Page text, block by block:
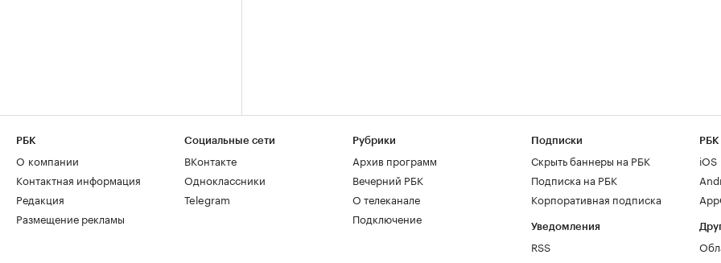
РБК
О компании
Контактная информация
Редакция
Размещение рекламы
Социальные сети
ВКонтакте
Одноклассники
Telegram
Рубрики
Архив программ
Вечерний РБК
О телеканале
Подключение
Подписки
Скрыть баннеры на РБК
Подписка на РБК
Корпоративная подписка
Уведомления
RSS
РБК
iOS